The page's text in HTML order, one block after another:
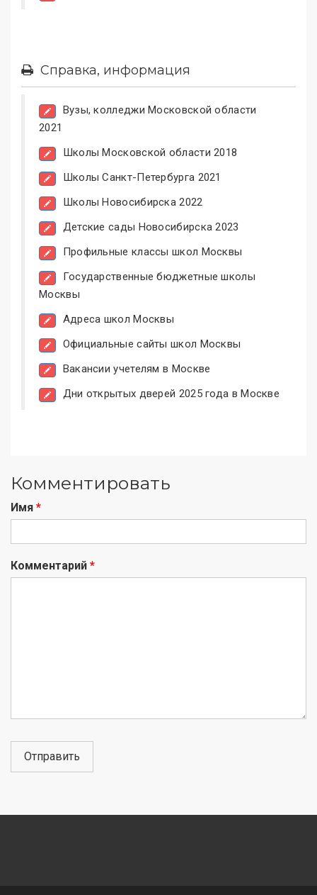
Справка, информация
Вузы, колледжи Московской области
2021
Школы Московской области 2018
Школы Санкт-Петербурга 2021
Школы Новосибирска 2022
Детские сады Новосибирска 2023
Профильные классы школ Москвы
Государственные бюджетные школы
Москвы
Адреса школ Москвы
Официальные сайты школ Москвы
Вакансии учетелям в Москве
Дни открытых дверей 2025 года в Москве
Комментировать
Имя *
Комментарий *